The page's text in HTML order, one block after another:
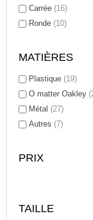
Carrée (16)
Ronde (10)
MATIÈRES
Plastique (19)
O matter Oakley
Métal (27)
Autres (7)
PRIX
TAILLE